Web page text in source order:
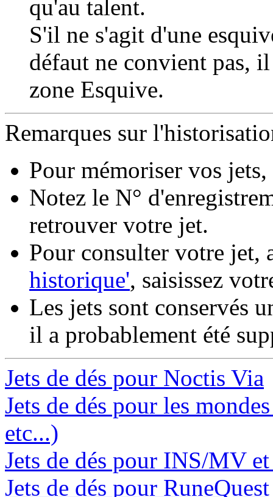
qu'au talent.
S'il ne s'agit d'une
défaut ne convient pas,
zone Esquive.
Remarques sur
Pour mémoriser vos
Notez le N°
retrouver votre jet.
Pour consulter votre jet,
historique', saisissez
Les jets sont conservés
il a probablement été
Jets de dés pour Noctis Via
Jets de dés pour les
etc...)
Jets de dés pour INS/MV et
Jets de dés pour RuneQuest